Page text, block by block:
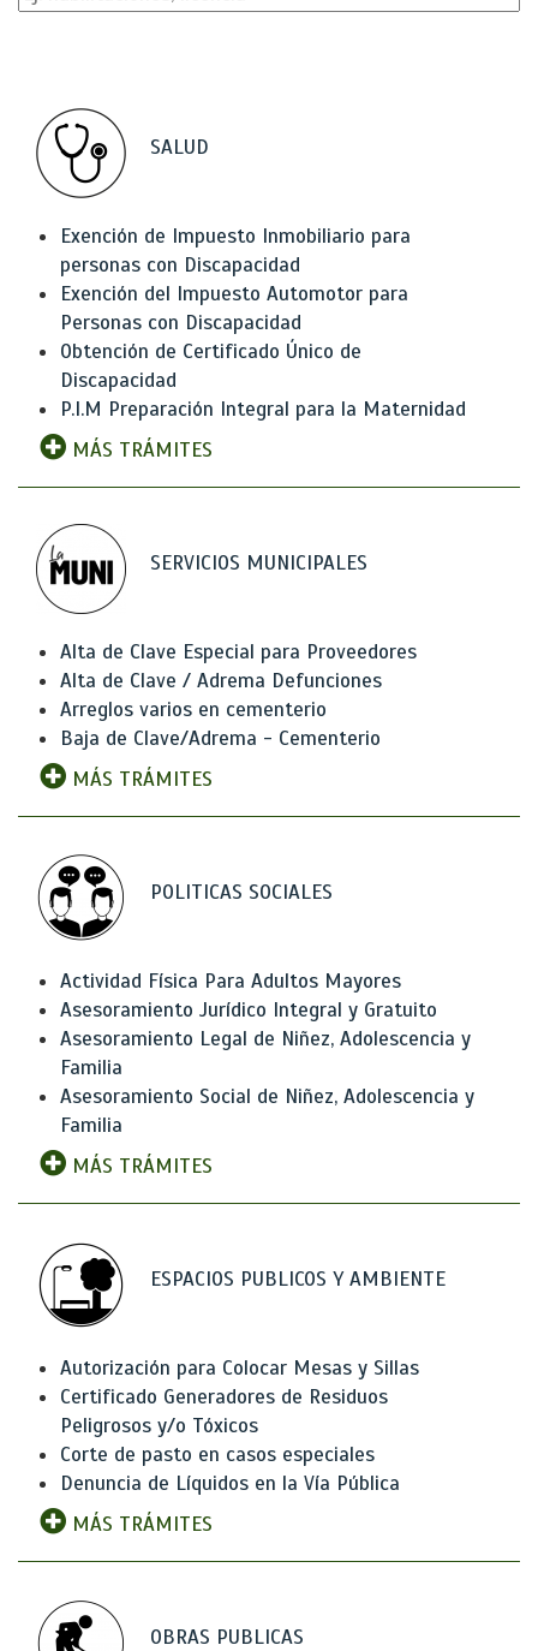
SALUD
Exención de Impuesto Inmobiliario para
personas con Discapacidad
Exención del Impuesto Automotor para
Personas con Discapacidad
Obtención de Certificado Único de
Discapacidad
P.I.M Preparación Integral para la Maternidad
MÁS TRÁMITES
SERVICIOS MUNICIPALES
Alta de Clave Especial para Proveedores
Alta de Clave / Adrema Defunciones
Arreglos varios en cementerio
Baja de Clave/Adrema - Cementerio
MÁS TRÁMITES
POLITICAS SOCIALES
Actividad Física Para Adultos Mayores
Asesoramiento Jurídico Integral y Gratuito
Asesoramiento Legal de Niñez, Adolescencia y
Familia
Asesoramiento Social de Niñez, Adolescencia y
Familia
MÁS TRÁMITES
ESPACIOS PUBLICOS Y AMBIENTE
Autorización para Colocar Mesas y Sillas
Certificado Generadores de Residuos
Peligrosos y/o Tóxicos
Corte de pasto en casos especiales
Denuncia de Líquidos en la Vía Pública
MÁS TRÁMITES
OBRAS PUBLICAS